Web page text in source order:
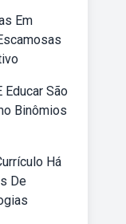
Em
Educar São
Binômios
Há
De